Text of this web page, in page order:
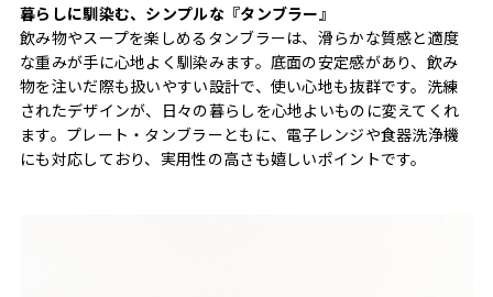
暮らしに馴染む、シンプルな『タンブラー』
飲み物やスープを楽しめるタンブラーは、滑らかな質感と適度
な重みが手に心地よく馴染みます。底面の安定感があり、飲み
物を注いだ際も扱いやすい設計で、使い心地も抜群です。洗練
されたデザインが、日々の暮らしを心地よいものに変えてくれ
ます。プレート・タンブラーともに、電子レンジや食器洗浄機
にも対応しており、実用性の高さも嬉しいポイントです。